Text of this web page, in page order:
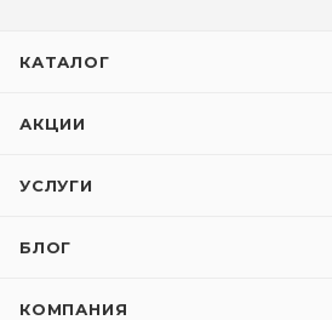
КАТАЛОГ
АКЦИИ
УСЛУГИ
БЛОГ
КОМПАНИЯ